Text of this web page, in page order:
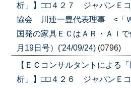
析」】□□４２７ ジャパンＥコ
協会 川連一豊代表理事 <「
国発の家具ＥＣはＡＲ・ＡＩ
月19日号）('24/09/24) (0796)
【ＥＣコンサルタントによる
析」】□□４２６ ジャパンＥコ